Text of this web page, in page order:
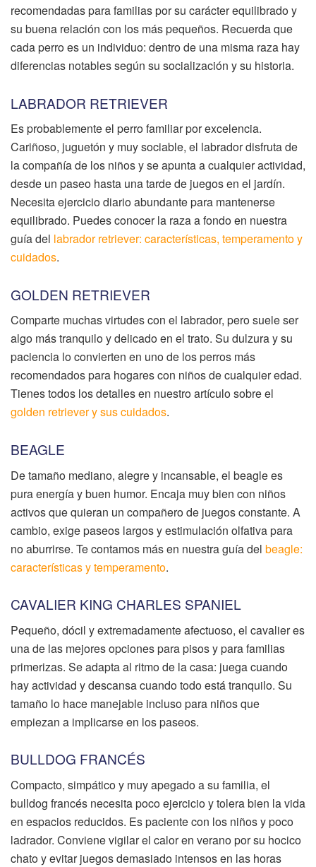
recomendadas para familias por su carácter equilibrado y
su buena relación con los más pequeños. Recuerda que
cada perro es un individuo: dentro de una misma raza hay
diferencias notables según su socialización y su historia.
LABRADOR RETRIEVER
Es probablemente el perro familiar por excelencia.
Cariñoso, juguetón y muy sociable, el labrador disfruta de
la compañía de los niños y se apunta a cualquier actividad,
desde un paseo hasta una tarde de juegos en el jardín.
Necesita ejercicio diario abundante para mantenerse
equilibrado. Puedes conocer la raza a fondo en nuestra
guía del labrador retriever: características, temperamento y
cuidados.
GOLDEN RETRIEVER
Comparte muchas virtudes con el labrador, pero suele ser
algo más tranquilo y delicado en el trato. Su dulzura y su
paciencia lo convierten en uno de los perros más
recomendados para hogares con niños de cualquier edad.
Tienes todos los detalles en nuestro artículo sobre el
golden retriever y sus cuidados.
BEAGLE
De tamaño mediano, alegre y incansable, el beagle es
pura energía y buen humor. Encaja muy bien con niños
activos que quieran un compañero de juegos constante. A
cambio, exige paseos largos y estimulación olfativa para
no aburrirse. Te contamos más en nuestra guía del beagle:
características y temperamento.
CAVALIER KING CHARLES SPANIEL
Pequeño, dócil y extremadamente afectuoso, el cavalier es
una de las mejores opciones para pisos y para familias
primerizas. Se adapta al ritmo de la casa: juega cuando
hay actividad y descansa cuando todo está tranquilo. Su
tamaño lo hace manejable incluso para niños que
empiezan a implicarse en los paseos.
BULLDOG FRANCÉS
Compacto, simpático y muy apegado a su familia, el
bulldog francés necesita poco ejercicio y tolera bien la vida
en espacios reducidos. Es paciente con los niños y poco
ladrador. Conviene vigilar el calor en verano por su hocico
chato y evitar juegos demasiado intensos en las horas